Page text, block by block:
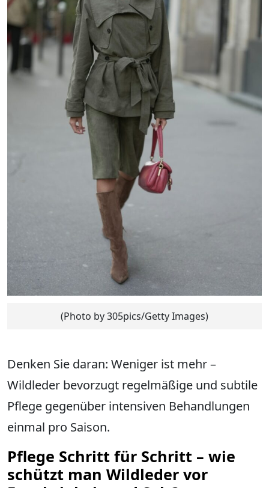
(Photo by 305pics/Getty Images)
Denken Sie daran: Weniger ist mehr –
Wildleder bevorzugt regelmäßige und subtile
Pflege gegenüber intensiven Behandlungen
einmal pro Saison.
Pflege Schritt für Schritt – wie
schützt man Wildleder vor